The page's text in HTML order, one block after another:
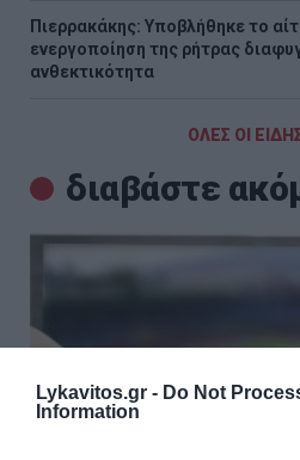
Lykavitos.gr - Do Not
Information
Πιερρακάκης: Υποβλήθηκε το
ενεργοποίηση της ρήτρας
ανθεκτικότητα
ΟΛΕΣ ΟΙ
διαβάστε